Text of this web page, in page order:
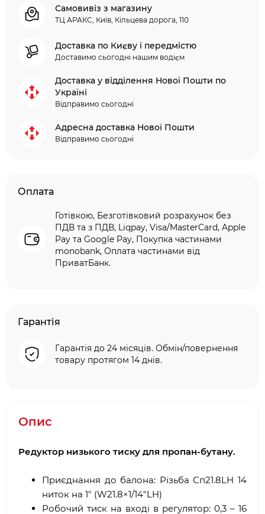
Самовивіз з магазину
ТЦ АРАКС, Київ, Кільцева дорога, 110
Доставка по Києву і передмістю
Доставимо сьогодні нашим водієм
Доставка у відділення Нової Пошти по
Україні
Відправимо сьогодні
Адресна доставка Нової Пошти
Відправимо сьогодні
Оплата
Готівкою, Безготівковий розрахунок без
ПДВ та з ПДВ, Liqpay, Visa/MasterCard, Apple
Pay та Google Pay, Покупка частинами
monobank, Оплата частинами від
ПриватБанк.
Гарантія
Гарантія до 24 місяців. Обмін/повернення
товару протягом 14 днів.
Опис
Редуктор низького тиску для пропан-бутану.
Приєднання до балона: Різьба Сп21.8LH 14
ниток на 1″ (W21.8×1/14″LH)
Робочий тиск на вході в регулятор: 0,3 – 16